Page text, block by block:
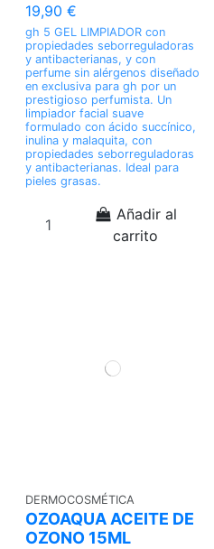
19,90 €
gh 5 GEL LIMPIADOR con
propiedades seborreguladoras
y antibacterianas, y con
perfume sin alérgenos diseñado
en exclusiva para gh por un
prestigioso perfumista. Un
limpiador facial suave
formulado con ácido succínico,
inulina y malaquita, con
propiedades seborreguladoras
y antibacterianas. Ideal para
pieles grasas.
Añadir al
carrito
DERMOCOSMÉTICA
OZOAQUA ACEITE DE
OZONO 15ML